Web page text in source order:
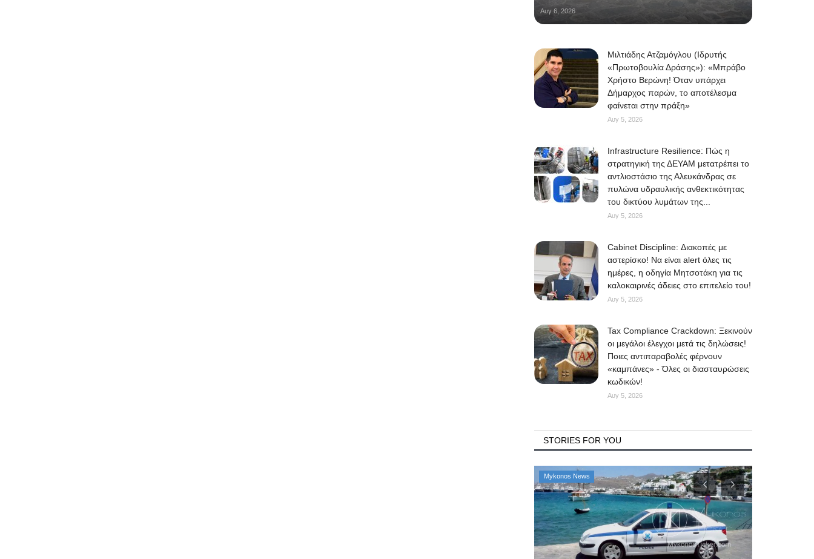
Αυγ 6, 2026
Μιλτιάδης Ατζαμόγλου (Ιδρυτής
«Πρωτοβουλία Δράσης»): «Μπράβο
Χρήστο Βερώνη! Όταν υπάρχει
Δήμαρχος παρών, το αποτέλεσμα
φαίνεται στην πράξη»
Αυγ 5, 2026
Infrastructure Resilience: Πώς η
στρατηγική της ΔΕΥΑΜ μετατρέπει το
αντλιοστάσιο της Αλευκάνδρας σε
πυλώνα υδραυλικής ανθεκτικότητας
του δικτύου λυμάτων της...
Αυγ 5, 2026
Cabinet Discipline: Διακοπές με
αστερίσκο! Να είναι alert όλες τις
ημέρες, η οδηγία Μητσοτάκη για τις
καλοκαιρινές άδειες στο επιτελείο του!
Αυγ 5, 2026
Tax Compliance Crackdown: Ξεκινούν
οι μεγάλοι έλεγχοι μετά τις δηλώσεις!
Ποιες αντιπαραβολές φέρνουν
«καμπάνες» - Όλες οι διασταυρώσεις
κωδικών!
Αυγ 5, 2026
STORIES FOR YOU
Mykonos News